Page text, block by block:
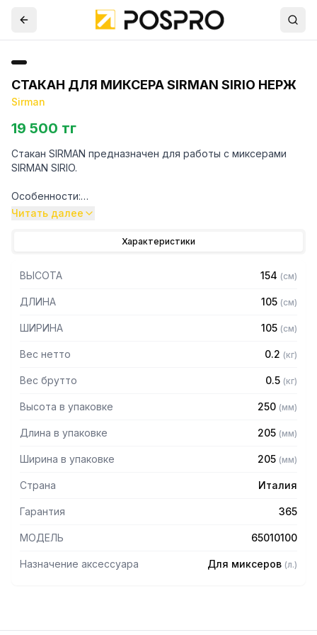
СТАКАН ДЛЯ МИКСЕРА SIRMAN SIRIO НЕРЖ
Sirman
19 500 тг
Стакан SIRMAN предназначен для работы с миксерами
SIRMAN SIRIO.
Особенности:
оборудованием просим обратиться к вашим менеджерам.
Читать далее
Характеристики
ВЫСОТА 154 (см)
ДЛИНА 105 (см)
ШИРИНА 105 (см)
Вес нетто 0.2 (кг)
Вес брутто 0.5 (кг)
Высота в упаковке 250 (мм)
Длина в упаковке 205 (мм)
Ширина в упаковке 205 (мм)
Страна Италия
Гарантия 365
МОДЕЛЬ 65010100
Назначение аксессуара Для миксеров (л.)